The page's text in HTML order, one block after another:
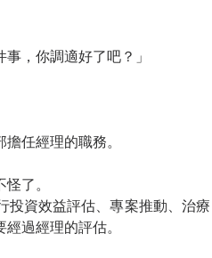
，你調適好了吧？」
任經理的職務。
了。
投資效益評估、專案推動、治療
過經理的評估。